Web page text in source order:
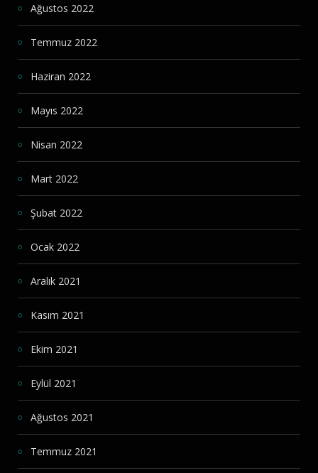
Ağustos 2022
Temmuz 2022
Haziran 2022
Mayıs 2022
Nisan 2022
Mart 2022
Şubat 2022
Ocak 2022
Aralık 2021
Kasım 2021
Ekim 2021
Eylül 2021
Ağustos 2021
Temmuz 2021